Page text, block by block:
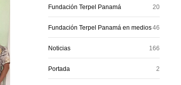
Fundación Terpel Panamá 20
Fundación Terpel Panamá en medios46
Noticias 166
Portada 2